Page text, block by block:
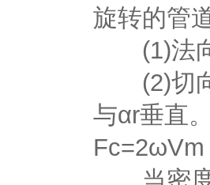
旋转的管
(1)法向
(2)切向
与αr垂直
Fc=2ωVm